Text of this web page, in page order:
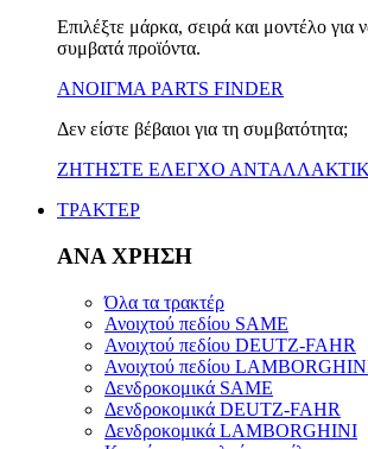
Επιλέξτε μάρκα, σειρά και μοντέλο για
συμβατά προϊόντα.
ΑΝΟΙΓΜΑ PARTS FINDER
Δεν είστε βέβαιοι για τη συμβατότητα;
ΖΗΤΗΣΤΕ ΕΛΕΓΧΟ
ΤΡΑΚΤΕΡ
ΑΝΑ ΧΡΗΣΗ
Όλα τα τρακτέρ
Ανοιχτού πεδίου SAME
Ανοιχτού πεδίου DEUTZ-FAHR
Ανοιχτού πεδίου
Δενδροκομικά SAME
Δενδροκομικά DEUTZ-FAHR
Δενδροκομικά LAMBORGHINI